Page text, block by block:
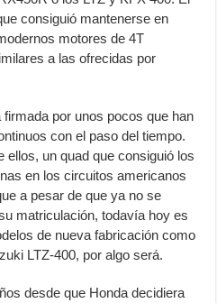
consiguió mantenerse en
motores de 4T
a las ofrecidas por
por unos pocos que han
con el paso del tiempo.
ellos, un quad que consiguió los
en los circuitos americanos
a pesar de que ya no se
matriculación, todavía hoy es
de nueva fabricación como
LTZ-400, por algo será.
desde que Honda decidiera